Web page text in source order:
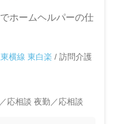
ホームヘルパーの仕
横線 東白楽 / 訪問介護
応相談 夜勤／応相談